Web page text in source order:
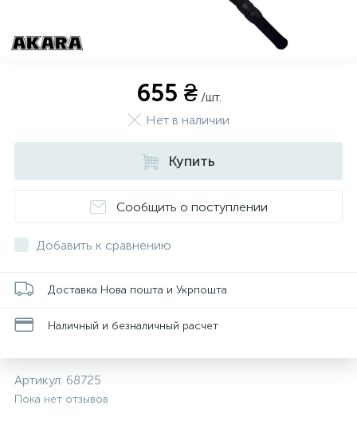
655 ₴ /шт.
Нет в наличии
Купить
Сообщить о поступлении
Добавить к сравнению
Доставка Нова пошта и Укрпошта
Наличный и безналичный расчет
Артикул: 68725
Пока нет отзывов